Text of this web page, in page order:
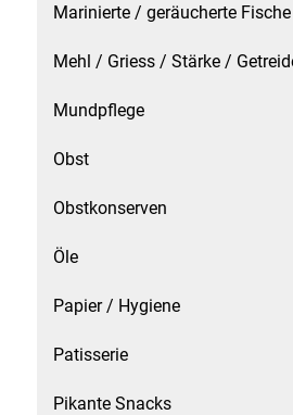
Mehl / Griess / Stärke / Getreide
Mundpflege
Obst
Obstkonserven
Marinierte / geräucherte Fische
Mehl / Griess / Stärke /
Mundpflege
Obst
Obstkonserven
Öle
Papier / Hygiene
Patisserie
Pikante Snacks